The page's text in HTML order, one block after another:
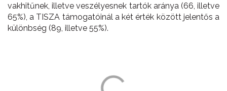
vakhitűnek, illetve veszélyesnek tartók aránya (66, illetve
65%), a TISZA támogatóinál a két érték között jelentős a
különbség (89, illetve 55%).